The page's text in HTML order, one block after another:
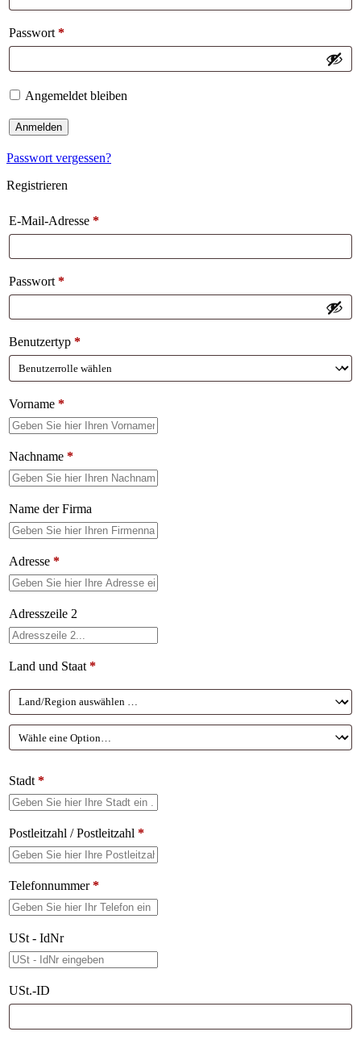
Passwort *
Angemeldet bleiben
Anmelden
Passwort vergessen?
Registrieren
E-Mail-Adresse *
Passwort *
Benutzertyp *
Vorname *
Nachname *
Name der Firma
Adresse *
Adresszeile 2
Land und Staat *
Stadt *
Postleitzahl / Postleitzahl *
Telefonnummer*
USt - IdNr
USt.-ID